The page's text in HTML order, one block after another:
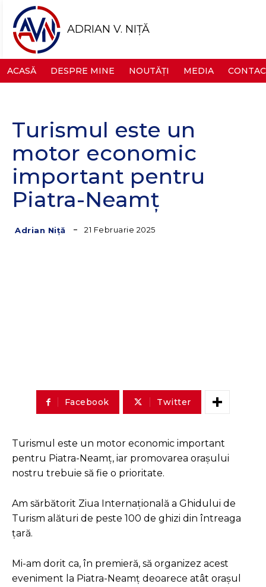
ADRIAN V. NIȚĂ
ACASĂ DESPRE MINE NOUTĂȚI MEDIA
Turismul este un
motor economic
important pentru
Piatra-Neamț
Adrian Niță 21 Februarie 2025
Facebook Twitter
Turismul este un motor economic important
pentru Piatra-Neamț, iar promovarea orașului
nostru trebuie să fie o prioritate.
Am sărbătorit Ziua Internațională a Ghidului de
Turism alături de peste 100 de ghizi din întreaga
țară.
Mi-am dorit ca, în premieră, să organizez acest
eveniment la Piatra-Neamț deoarece atât orașul